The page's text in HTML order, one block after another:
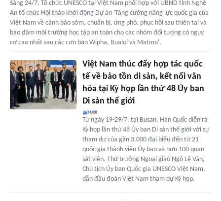
Sáng 24/7, Tổ chức UNESCO tại Việt Nam phối hợp với UBND tỉnh Nghệ
An tổ chức Hội thảo khởi động Dự án 'Tăng cường năng lực quốc gia của
Việt Nam về cảnh báo sớm, chuẩn bị, ứng phó, phục hồi sau thiên tai và
bảo đảm môi trường học tập an toàn cho các nhóm đối tượng có nguy
cơ cao nhất sau các cơn bão Wipha, Bualoi và Matmo'.
Việt Nam thúc đẩy hợp tác quốc
tế về bảo tồn di sản, kết nối văn
hóa tại Kỳ họp lần thứ 48 Ủy ban
Di sản thế giới
Từ ngày 19-29/7, tại Busan, Hàn Quốc diễn ra
Kỳ họp lần thứ 48 Ủy ban Di sản thế giới với sự
tham dự của gần 3.000 đại biểu đến từ 21
quốc gia thành viên Ủy ban và hơn 100 quan
sát viên. Thứ trưởng Ngoại giao Ngô Lê Văn,
Chủ tịch Ủy ban Quốc gia UNESCO Việt Nam,
dẫn đầu đoàn Việt Nam tham dự Kỳ họp.